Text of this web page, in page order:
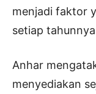
menjadi faktor
setiap
Anhar
menyediakan